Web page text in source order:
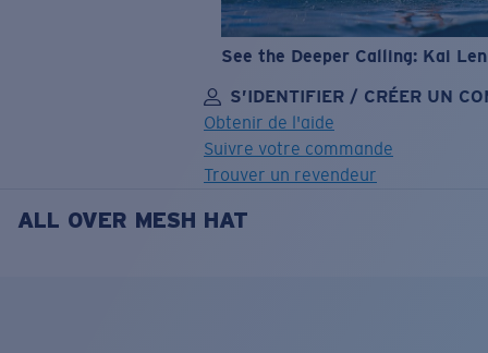
See the Deeper Calling: Kai
S’IDENTIFIER / CRÉER UN
Obtenir de l'aide
Suivre votre commande
Trouver un revendeur
OBJECTIF MIS À JOURAJOUTÉ AU PANIER!
ALL OVER MESH HAT